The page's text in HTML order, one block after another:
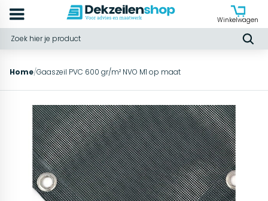
Winkelwagen
Home/Gaaszeil PVC 600 gr/m² NVO M1 op maat